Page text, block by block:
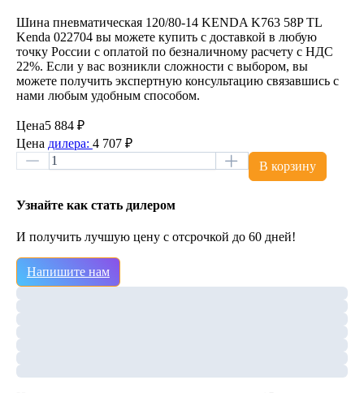
Шина пневматическая 120/80-14 KENDA K763 58P TL
Kenda 022704 вы можете купить с доставкой в любую
точку России с оплатой по безналичному расчету с НДС
22%. Если у вас возникли сложности с выбором, вы
можете получить экспертную консультацию связавшись с
нами любым удобным способом.
Цена5 884 ₽
Цена дилера: 4 707 ₽
В корзину
Узнайте как стать дилером
И получить лучшую цену с отсрочкой до 60 дней!
Напишите нам